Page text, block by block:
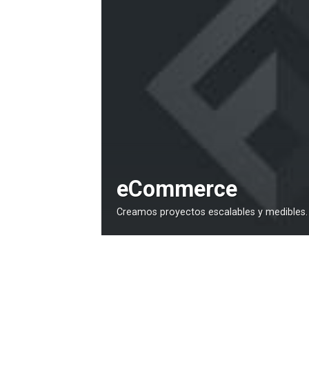
eCommerce
Creamos proyectos escalables y medibles.